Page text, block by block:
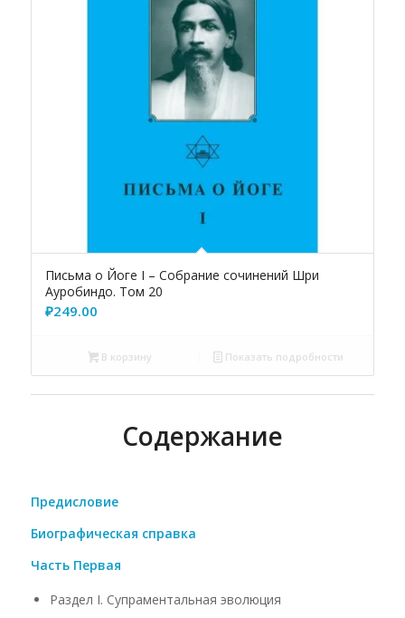
Письма о Йоге I – Собрание сочинений Шри
Ауробиндо. Том 20
₽249.00
В корзину Показать подробности
Содержание
Предисловие
Биографическая справка
Часть Первая
Раздел I. Супраментальная эволюция